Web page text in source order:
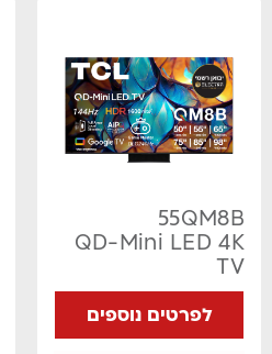
55QM8B
QD-Mini LED 4K
TV
לפרטים נוספים